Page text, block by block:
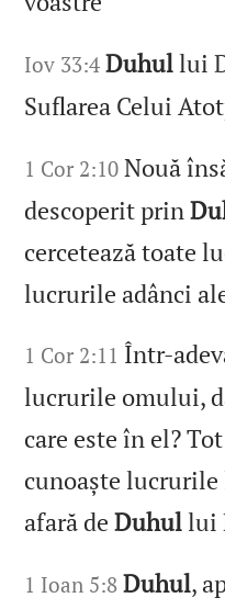
Iov 33:4 Duhullui
Suflarea Celui
1 Cor 2:10 Nouă
descoperit prin
cercetează toate
lucrurile adânci
1 Cor 2:11 Într-
lucrurile omului,
care este în el?
cunoaște
afară deDuhullui
1 Ioan 5:8 Duhul,